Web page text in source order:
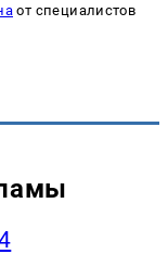
от специалистов